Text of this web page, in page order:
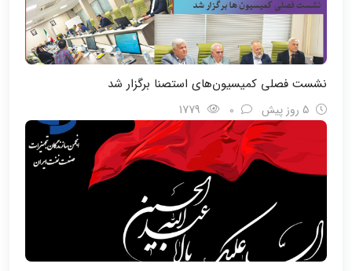
نشست فصلی کمیسیون‌های استصنا برگزار شد